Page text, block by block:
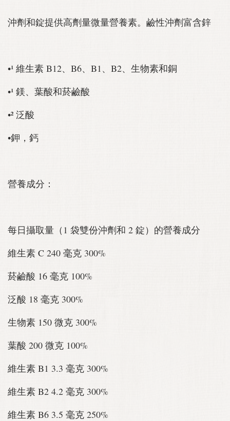
沖劑和錠提供高劑量微量營養素。鹼性沖劑富含鋅
•¹ 維生素 B12、B6、B1、B2、生物素和銅
•¹ 鎂、葉酸和菸鹼酸
•² 泛酸
•鉀，鈣
營養成分：
每日攝取量（1 袋雙份沖劑和 2 錠）的營養成分
維生素 C 240 毫克 300%
菸鹼酸 16 毫克 100%
泛酸 18 毫克 300%
生物素 150 微克 300%
葉酸 200 微克 100%
維生素 B1 3.3 毫克 300%
維生素 B2 4.2 毫克 300%
維生素 B6 3.5 毫克 250%